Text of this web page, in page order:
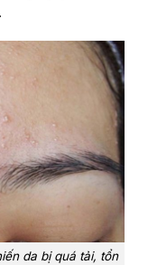
da bị quá tải, tổn